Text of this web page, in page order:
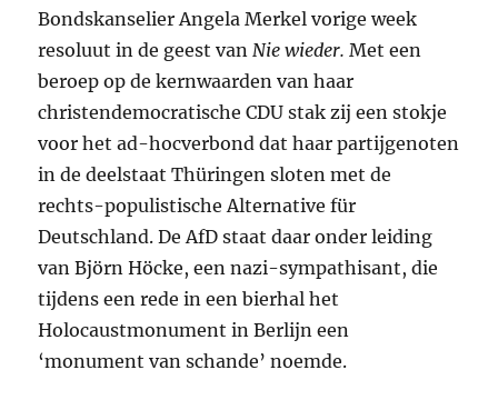
Bondskanselier Angela Merkel vorige week
resoluut in de geest van Nie wieder. Met een
beroep op de kernwaarden van haar
christendemocratischeCDU stak zij een stokje
voor het ad-hocverbond dat haar partijgenoten
in de deelstaat Thüringen sloten met de
rechts-populistische Alternative für
Deutschland. De AfD staat daar onder leiding
van Björn Höcke, een nazi-sympathisant, die
tijdens een rede in een bierhal het
Holocaustmonument in Berlijn een
‘monument van schande’ noemde.